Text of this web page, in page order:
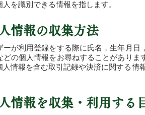
を識別できる情報を指します。
情報の収集方法
ーが利用登録をする際に氏名，生年月
どの個人情報をお尋ねすることがあり
人情報を含む取引記録や決済に関する情
情報を収集・利用する